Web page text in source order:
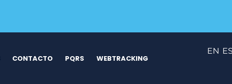
CONTACTO PQRS WEBTRACKING
EN